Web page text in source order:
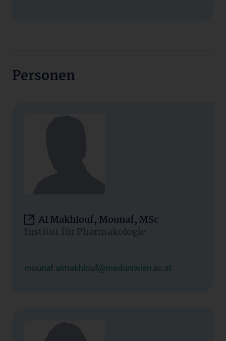
Personen
Al Makhlouf, Mounaf, MSc
Institut für Pharmakologie
mounaf.almakhlouf@meduniwien.ac.at